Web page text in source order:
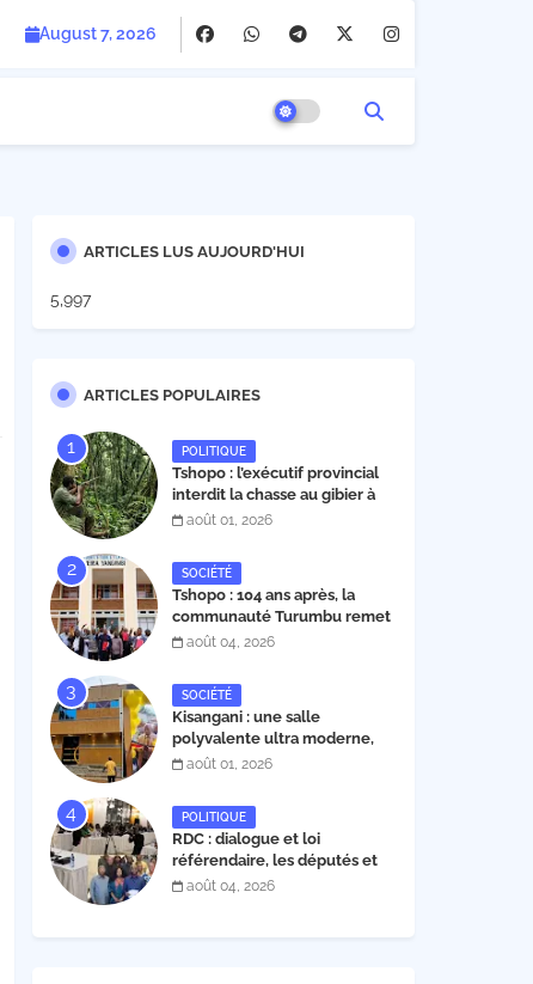
August 7, 2026
ARTICLES LUS AUJOURD'HUI
5,997
ARTICLES POPULAIRES
POLITIQUE
Tshopo : l’exécutif provincial
interdit la chasse au gibier à
poil et à plume du 1er août au
août 01, 2026
SOCIÉTÉ
Tshopo : 104 ans après, la
communauté Turumbu remet
enfin son cahier des charges à
structurants proposés
août 04, 2026
SOCIÉTÉ
Kisangani : une salle
polyvalente ultra moderne,
construite par l'entrepreneur
dans la commune de Kabondo
août 01, 2026
POLITIQUE
RDC : dialogue et loi
référendaire, les députés et
sénateurs de l’UDPS et sa
août 04, 2026